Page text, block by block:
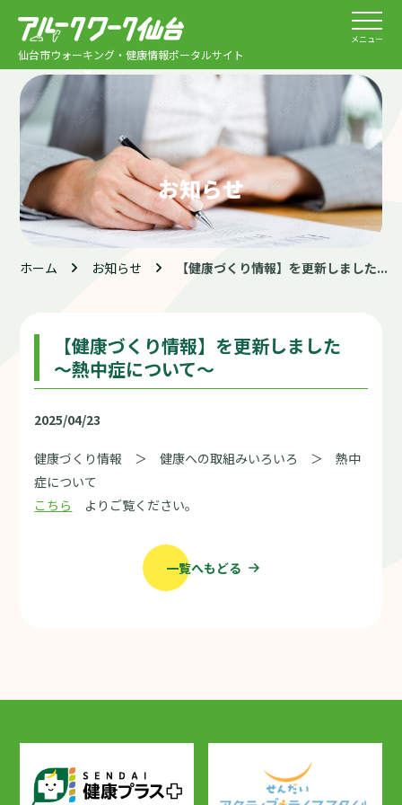
仙台市ウォーキング・健康情報ポータルサイト
メニュー
お知らせ
ホーム お知らせ 【健康づくり情報】を更新しました...
【健康づくり情報】を更新しました
～熱中症について～
2025/04/23
健康づくり情報 ＞ 健康への取組みいろいろ ＞ 熱中
症について
こちら
よりご覧ください。
一覧へもどる